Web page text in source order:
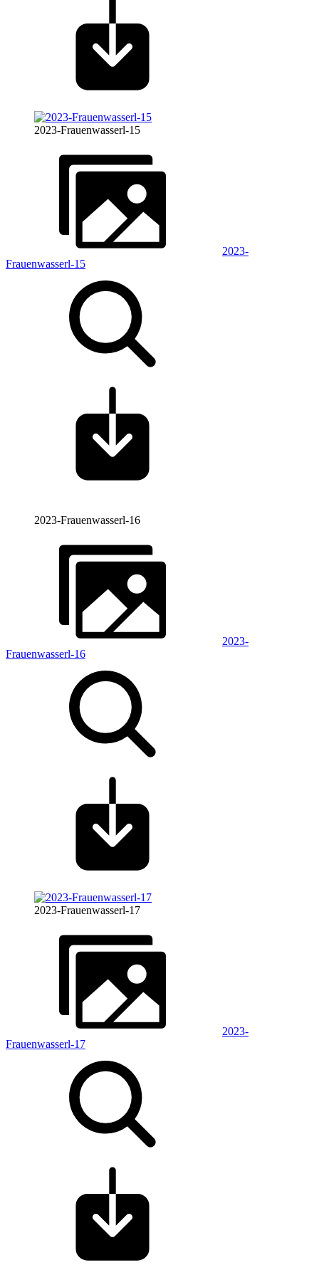
2023-Frauenwasserl-15
2023-
Frauenwasserl-15
2023-Frauenwasserl-16
2023-
Frauenwasserl-16
2023-Frauenwasserl-17
2023-
Frauenwasserl-17